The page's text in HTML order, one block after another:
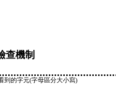
查機制
到的字元(字母區分大小寫)